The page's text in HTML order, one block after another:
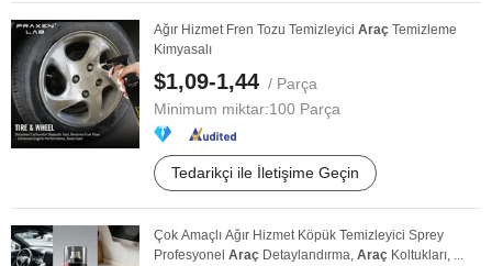
Ağır Hizmet Fren Tozu Temizleyici Araç Temizleme
Kimyasalı
$1,09-1,44 / Parça
Minimum miktar:100 Parça
Tedarikçi ile İletişime Geçin
Çok Amaçlı Ağır Hizmet Köpük Temizleyici Sprey
Profesyonel Araç Detaylandırma, Araç Koltukları, ...